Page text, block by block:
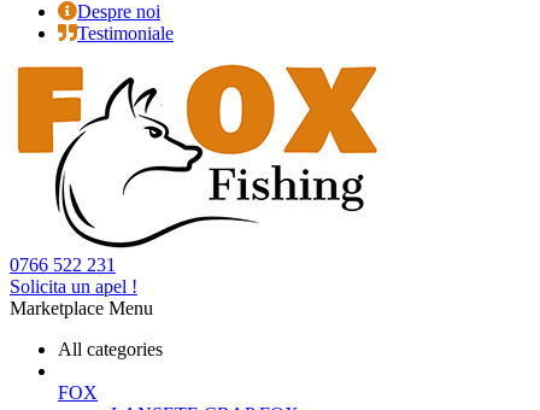
Despre noi
Testimoniale
0766 522 231
Solicita un apel !
Marketplace Menu
All categories
FOX